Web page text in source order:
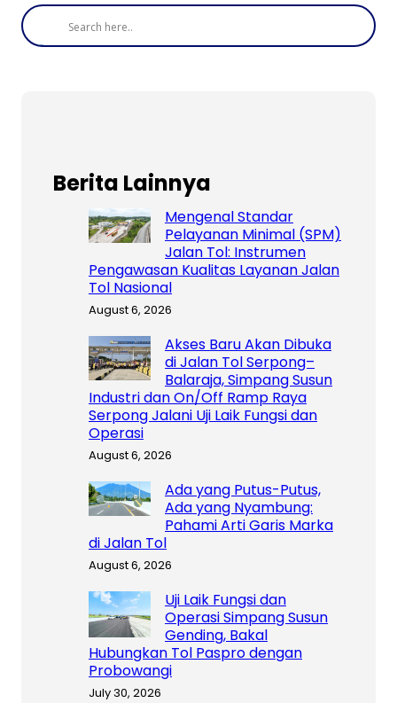
Berita Lainnya
Mengenal Standar
Pelayanan Minimal (SPM)
Jalan Tol: Instrumen
Pengawasan Kualitas Layanan Jalan
Tol Nasional
August 6, 2026
Akses Baru Akan Dibuka
di Jalan Tol Serpong–
Balaraja, Simpang Susun
Industri dan On/Off Ramp Raya
Serpong Jalani Uji Laik Fungsi dan
Operasi
August 6, 2026
Ada yang Putus-Putus,
Ada yang Nyambung:
Pahami Arti Garis Marka
di Jalan Tol
August 6, 2026
Uji Laik Fungsi dan
Operasi Simpang Susun
Gending, Bakal
Hubungkan Tol Paspro dengan
Probowangi
July 30, 2026